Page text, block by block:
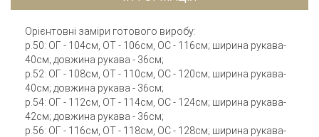
Орієнтовні заміри готового виробу:
р.50: ОГ - 104см, ОТ - 106см, ОС - 116см; ширина рукава-
40см; довжина рукава - 36см;
р.52: ОГ - 108см, ОТ - 110см, ОС - 120см; ширина рукава-
40см; довжина рукава - 36см;
р.54: ОГ - 112см, ОТ - 114см, ОС - 124см; ширина рукава-
42см; довжина рукава - 36см;
р.56: ОГ - 116см, ОТ - 118см, ОС - 128см; ширина рукава-